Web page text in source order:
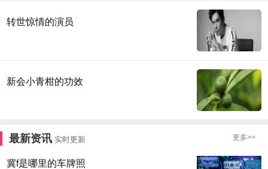
转世惊情的演员
新会小青柑的功效
最新资讯 实时更新 更多>>
冀f是哪里的车牌照